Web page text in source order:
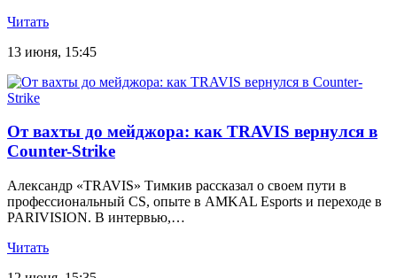
Читать
13 июня, 15:45
От вахты до мейджора: как TRAVIS вернулся в
Counter-Strike
Александр «TRAVIS» Тимкив рассказал о своем пути в
профессиональный CS, опыте в AMKAL Esports и переходе в
PARIVISION. В интервью,…
Читать